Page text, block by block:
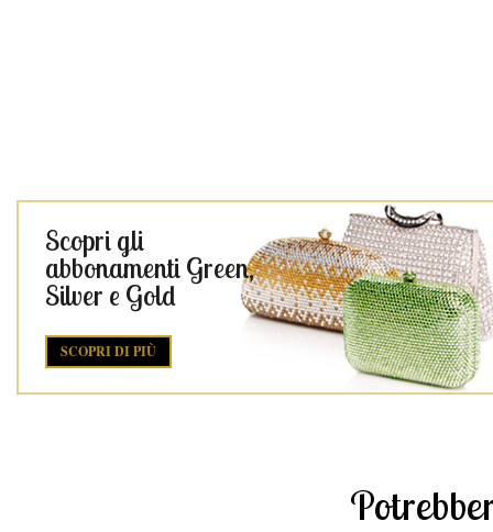
Scopri gli
abbonamenti Green,
Silver e Gold
SCOPRI DI PIÙ